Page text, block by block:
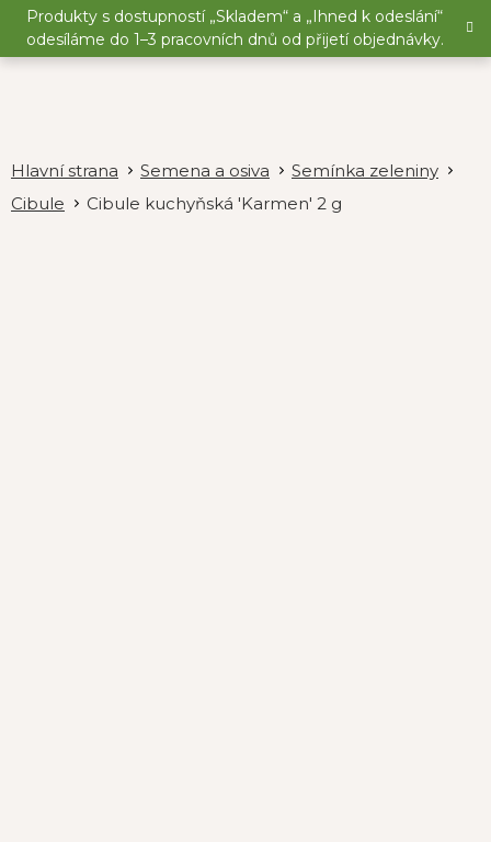
Přejít
obsah
Produkty s dostupností „Skladem“ a „Ihned k odeslání“
odesíláme do 1–3 pracovních dnů od přijetí objednávky.
Semena a osiva
Semínka zeleniny
Cibule
Cibule kuchyňská 'Karmen' 2 g